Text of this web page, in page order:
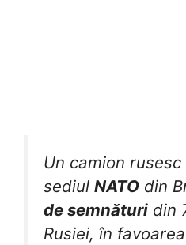
Un camion
sediul NATO din
de semnături din
Rusiei, în